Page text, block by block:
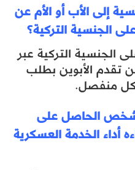
إلى الأب أو الأم عن
الجنسية التركية؟
الجنسية التركية عبر
من تقدم الأبوين بطلب
منفصل.
الحاصل على
أداء الخدمة العسكرية